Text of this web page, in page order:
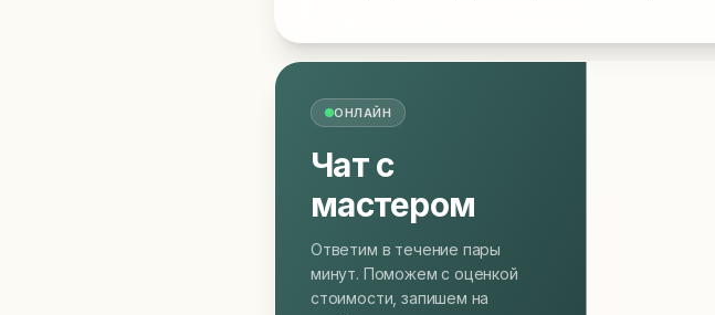
ОНЛАЙН
Чат с
мастером
Ответим в течение пары
минут. Поможем с оценкой
стоимости, запишем на